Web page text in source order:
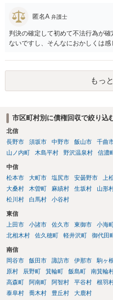
匿名A 弁護士
判決の確定して初めて不法行為が
ないですし、そんなにおかしくは感
もっ
市区町村別に債権回収で絞り込
北信
長野市
須坂市 中野市 飯山市 千曲
山ノ内町
木島平村 野沢温泉村 信濃
中信
松本市
大町市 塩尻市 安曇野市 上
大桑村
木曽町 麻績村 生坂村 山形
松川村
白馬村 小谷村
東信
上田市
小諸市 佐久市 東御市 小海
北相木村
佐久穂町 軽井沢町 御代田
南信
岡谷市
飯田市 諏訪市 伊那市 駒ヶ
原村
辰野町 箕輪町 飯島町 南箕輪
高森町
阿南町 阿智村 平谷村 根羽
泰阜村
喬木村 豊丘村 大鹿村